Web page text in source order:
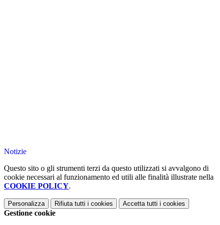
Notizie
Questo sito o gli strumenti terzi da questo utilizzati si avvalgono di
cookie necessari al funzionamento ed utili alle finalità illustrate nella
COOKIE POLICY.
Personalizza Rifiuta tutti i cookies Accetta tutti i cookies
Gestione cookie